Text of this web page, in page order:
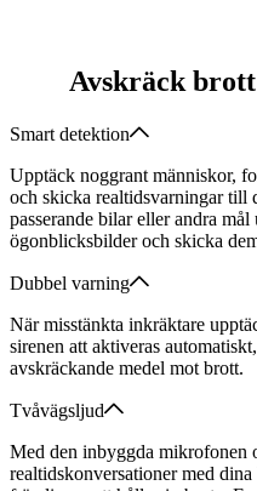
Avskräck
Smart detektion
Upptäck noggrant människor,
och skicka realtidsvarningar till
passerande bilar eller andra
ögonblicksbilder och skicka
Dubbel varning
När misstänkta inkräktare
sirenen att aktiveras
avskräckande medel mot brott.
Tvåvägsljud
Med den inbyggda mikrofonen
realtidskonversationer med